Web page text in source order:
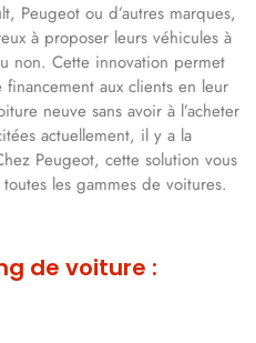
Peugeot ou d’autres marques,
à proposer leurs véhicules à
non. Cette innovation permet
aux clients en leur
neuve sans avoir à l’acheter
actuellement, il y a la
Peugeot, cette solution vous
les gammes de voitures.
de voiture :